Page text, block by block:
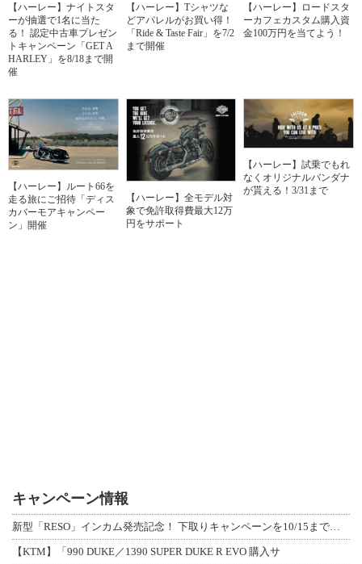
【ハーレー】ナイトスタ
ーが抽選で1名に当た
る！ 認定中古車プレゼン
トキャンペーン「GET A
HARLEY」を8/18まで開
催
【ハーレー】Tシャツな
どアパレルがお買い得！
「Ride & Taste Fair」を7/2
まで開催
【ハーレー】ロードスタ
ーカフェカスタム購入資
金100万円を当てよう！
【ハーレー】ルート66を
走る旅にご招待「ディス
カバーモアキャンペー
ン」開催
【ハーレー】全モデル対
象で免許取得費最大12万
円をサポート
【ハーレー】試乗でもれ
なくオリジナルバンダナ
が貰える！3/31まで
キャンペーン情報
新型「RESO」インカム発売記念！ 下取りキャンペーンを10/15まで延長して開
【KTM】「990 DUKE／1390 SUPER DUKE R EVO 購入サ